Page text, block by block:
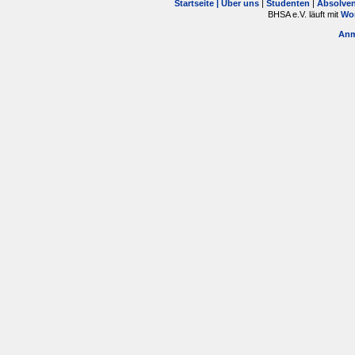
Startseite | Über uns| Studenten
BHSA e.V. läuft mit